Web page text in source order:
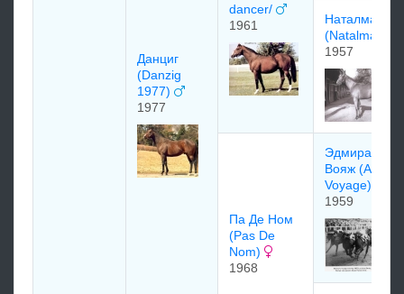
Данциг
(Danzig
1977)
1977
dancer/
1961
Наталма
(Natalma)
1957
Па Де Нoм
(Pas De
Nom)
1968
Эдмиpалc
Вoяж
Voyage)
1959